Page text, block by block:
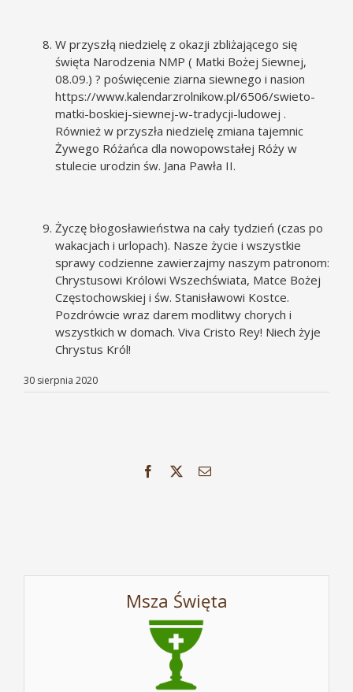
W przyszłą niedzielę z okazji zbliżającego się
święta Narodzenia NMP ( Matki Bożej Siewnej,
08.09.) ? poświęcenie ziarna siewnego i nasion
https://www.kalendarzrolnikow.pl/6506/swieto-
matki-boskiej-siewnej-w-tradycji-ludowej .
Również w przyszła niedzielę zmiana tajemnic
Żywego Różańca dla nowopowstałej Róży w
stulecie urodzin św. Jana Pawła II.
Życzę błogosławieństwa na cały tydzień (czas po
wakacjach i urlopach). Nasze życie i wszystkie
sprawy codzienne zawierzajmy naszym patronom:
Chrystusowi Królowi Wszechświata, Matce Bożej
Częstochowskiej i św. Stanisławowi Kostce.
Pozdrówcie wraz darem modlitwy chorych i
wszystkich w domach. Viva Cristo Rey! Niech żyje
Chrystus Król!
30 sierpnia 2020
Facebook Email
Msza Święta